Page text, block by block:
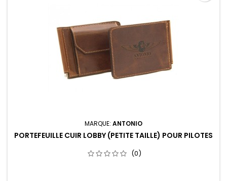
MARQUE: ANTONIO
PORTEFEUILLE CUIR LOBBY (PETITE TAILLE) POUR PILOTES
(0)